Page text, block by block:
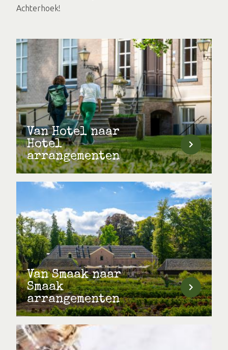
Achterhoek!
Van Hotel naar
Hotel
arrangementen
Van Smaak naar
Smaak
arrangementen